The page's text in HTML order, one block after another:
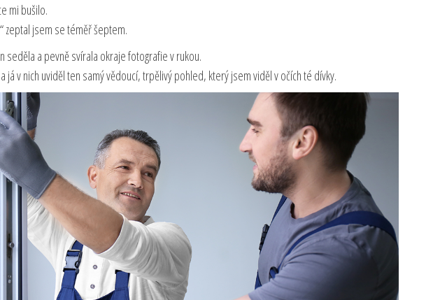
mi bušilo.
zeptal jsem se téměř šeptem.
seděla a pevně svírala okraje fotografie v rukou.
já v nich uviděl ten samý vědoucí, trpělivý pohled, který jsem viděl v očích té dívky.